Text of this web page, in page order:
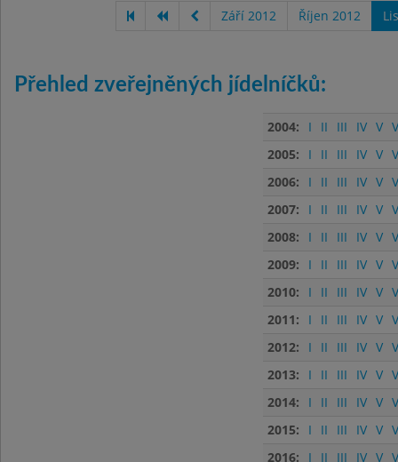
Září 2012 Říjen 2012
Přehled zveřejněných jídelníčků:
2004: I II III IV V
2005:
I II III IV V
2006:
I II III IV V
2007:
I II III IV V
2008:
I II III IV V
2009:
I II III IV V
2010:
I II III IV V
2011:
I II III IV V
2012:
I II III IV V
2013:
I II III IV V
2014:
I II III IV V
2015:
I II III IV V
2016:
I II III IV V